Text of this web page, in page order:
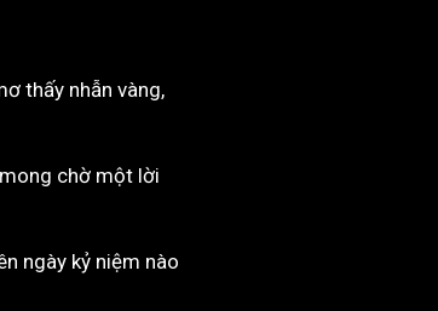
thấy nhẫn vàng,
chờ một lời
ngày kỷ niệm nào